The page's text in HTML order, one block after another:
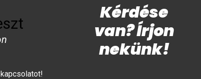
Kérdése
van? Írjon
nekünk!